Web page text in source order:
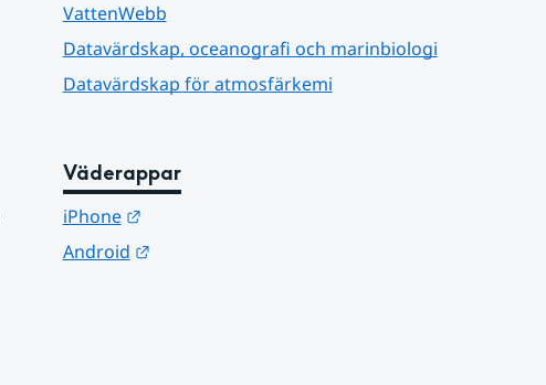
VattenWebb
Datavärdskap, oceanografi och marinbiologi
Datavärdskap för atmosfärkemi
Väderappar
iPhone
Länk till annan webbplats.
Android
Länk till annan webbplats.